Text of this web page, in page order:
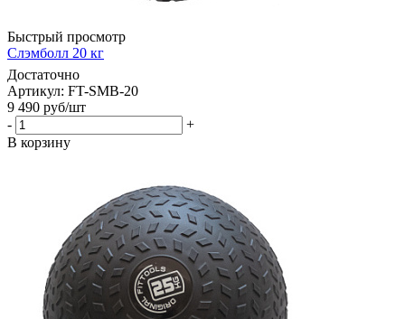
Быстрый просмотр
Слэмболл 20 кг
Достаточно
Артикул: FT-SMB-20
9 490 руб/шт
-
+
В корзину